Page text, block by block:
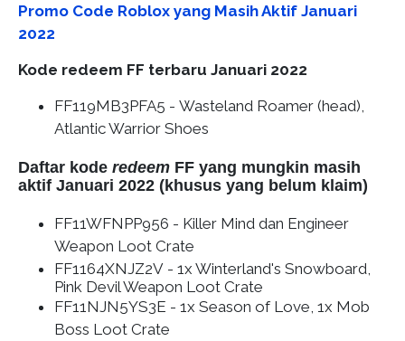
Promo Code Roblox yang Masih Aktif Januari
2022
Kode redeem FF terbaru Januari 2022
FF119MB3PFA5 - Wasteland Roamer (head),
Atlantic Warrior Shoes
Daftar kode redeem FF yang mungkin masih
aktif Januari 2022 (khusus yang belum klaim)
FF11WFNPP956 - Killer Mind dan Engineer
Weapon Loot Crate
FF1164XNJZ2V - 1x Winterland's Snowboard,
Pink Devil Weapon Loot Crate
FF11NJN5YS3E - 1x Season of Love, 1x Mob
Boss Loot Crate